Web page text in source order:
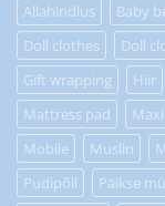
Allahindlus Baby
Doll clothes
Doll
Gift wrapping
Hiir
Mattress pad
Maxi
Mobile
Muslin
Pudipõll
Päikse